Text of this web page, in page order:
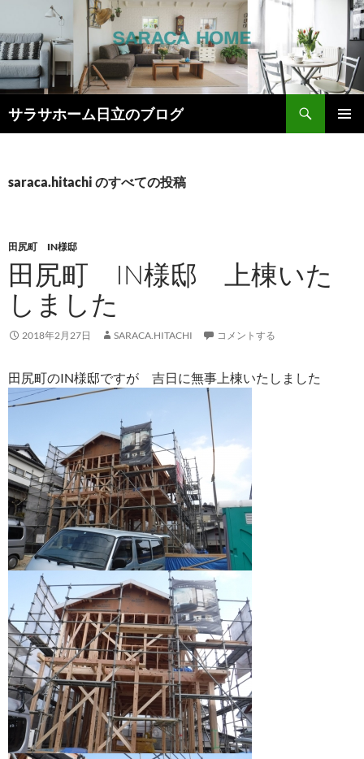
サラサホーム日立のブログ
索
ン
キ
ッ
プ
saraca.hitachi のすべての投稿
田尻町 IN様邸
田尻町 IN様邸 上棟いた
しました
2018年2月27日 SARACA.HITACHI コメントする
田尻町のIN様邸ですが 吉日に無事上棟いたしました